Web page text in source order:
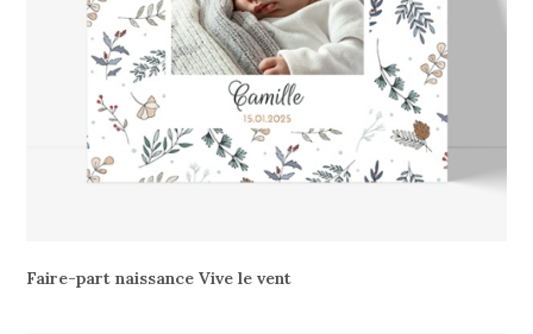
Faire-part naissance Vive le vent